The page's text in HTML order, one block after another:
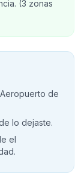
(3 zonas
de
lo dejaste.
el